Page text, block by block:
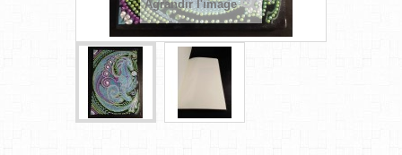
Agrandir l'image